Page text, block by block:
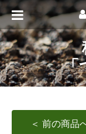
「
＜ 前の商品